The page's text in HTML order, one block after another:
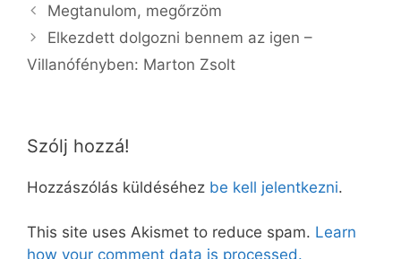
Megtanulom, megőrzöm
Elkezdett dolgozni bennem az igen –
Villanófényben: Marton Zsolt
Szólj hozzá!
Hozzászólás küldéséhez be kell jelentkezni.
This site uses Akismet to reduce spam. Learn
how your comment data is processed.